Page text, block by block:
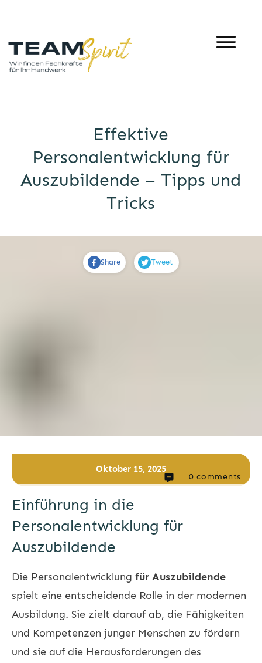
Effektive
Personalentwicklung für
Auszubildende – Tipps und
Tricks
Share Tweet
Oktober 15, 2025
0 comments
Einführung in die
Personalentwicklung für
Auszubildende
Die Personalentwicklung für Auszubildende
spielt eine entscheidende Rolle in der modernen
Ausbildung. Sie zielt darauf ab, die Fähigkeiten
und Kompetenzen junger Menschen zu fördern
und sie auf die Herausforderungen des